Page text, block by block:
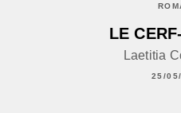
LE
Laetitia
25/